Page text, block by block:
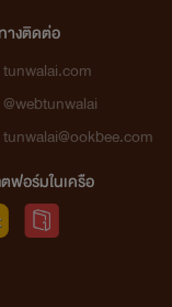
เก๋อพยายามพิถีพิถันคัดเลือก
รถนาของนายท่านทุกๆ คนได้
ถูกลิขสิทธิ์ เพื่อเป็นกำลังใจใน
างติดต่อ
tunwalai.com
@webtunwalai
tunwalai@ookbee.com
ฟอร์มในเครือ